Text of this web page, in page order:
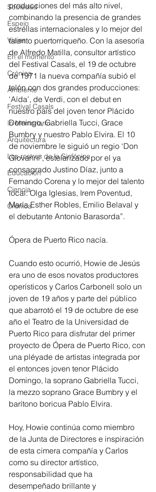
Sociedad
Espejo
Viajes
En el momento
Crónica
Ambiente
Festival Casals
In Memoriam
Arquitectura
Los rostros de la Sinfónica
Educación
Ciencia
Crónica
producciones del más alto nivel,
combinando la presencia de grandes
estrellas internacionales y lo mejor del
talento puertorriqueño. Con la asesoría
de Alfredo Matilla, consultor artístico
del Festival Casals, el 19 de octubre
de 1971 la nueva compañía subió el
telón con dos grandes producciones:
‘Aída’, de Verdi, con el debut en
nuestro país del joven tenor Plácido
Domingo, Gabriella Tucci, Grace
Bumbry y nuestro Pablo Elvira. El 10
de noviembre le siguió un regio ‘Don
Giovanni’, estelarizado por el ya
consagrado Justino Díaz, junto a
Fernando Corena y lo mejor del talento
local: Olga Iglesias, Irem Poventud,
María Esther Robles, Emilio Belaval y
el debutante Antonio Barasorda”.
Ópera de Puerto Rico nacía.
Cuando esto ocurrió, Howie de Jesús
era uno de esos novatos productores
operísticos y Carlos Carbonell solo un
joven de 19 años y parte del público
que abarrotó el 19 de octubre de ese
año el Teatro de la Universidad de
Puerto Rico para disfrutar del primer
proyecto de Ópera de Puerto Rico, con
una pléyade de artistas integrada por
el entonces joven tenor Plácido
Domingo, la soprano Gabriella Tucci,
la mezzo soprano Grace Bumbry y el
barítono boricua Pablo Elvira.
Hoy, Howie continúa como miembro
de la Junta de Directores e inspiración
de esta cimera compañía y Carlos
como su director artístico,
responsabilidad que ha
desempeñado brillante y